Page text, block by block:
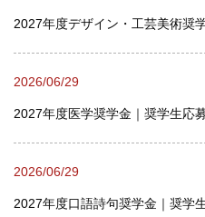
2027年度デザイン・工芸美術奨
2026/06/29
2027年度医学奨学金｜奨学生応
2026/06/29
2027年度口語詩句奨学金｜奨学